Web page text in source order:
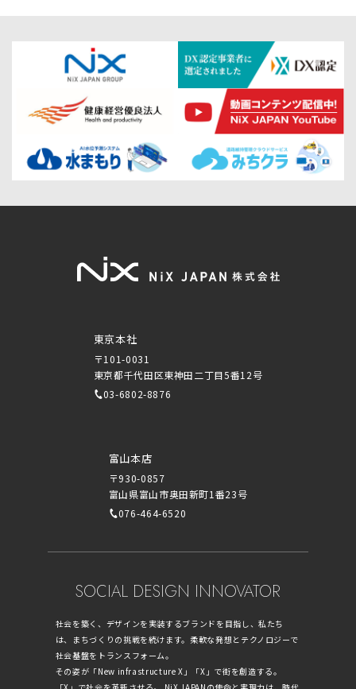
東京本社
〒101-0031
東京都千代田区東神田二丁目5番12号
03-6802-8876
富山本店
〒930-0857
富山県富山市奥田新町1番23号
076-464-6520
SOCIAL DESIGN INNOVATOR
社会を築く、デザインを実装するブランドを目指し、私たち
は、まちづくりの挑戦を続けます。柔軟な発想とテクノロジーで
社会基盤をトランスフォーム。
その姿が「New infrastructure X」「X」で街を創造する。